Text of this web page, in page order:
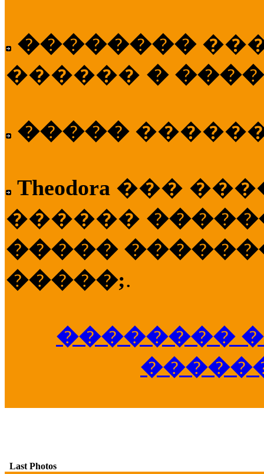
��������
������ �
�����
Theodora ���
������
�����
�����;.
��������
Last Photos